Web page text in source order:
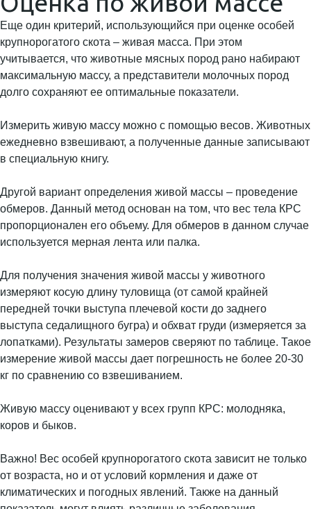
Еще один критерий, использующийся при оценке особей
крупнорогатого скота – живая масса. При этом
учитывается, что животные мясных пород рано набирают
максимальную массу, а представители молочных пород
долго сохраняют ее оптимальные показатели.
Измерить живую массу можно с помощью весов. Животных
ежедневно взвешивают, а полученные данные записывают
в специальную книгу.
Другой вариант определения живой массы – проведение
обмеров. Данный метод основан на том, что вес тела КРС
пропорционален его объему. Для обмеров в данном случае
используется мерная лента или палка.
Для получения значения живой массы у животного
измеряют косую длину туловища (от самой крайней
передней точки выступа плечевой кости до заднего
выступа седалищного бугра) и обхват груди (измеряется за
лопатками). Результаты замеров сверяют по таблице. Такое
измерение живой массы дает погрешность не более 20-30
кг по сравнению со взвешиванием.
Живую массу оценивают у всех групп КРС: молодняка,
коров и быков.
Важно! Вес особей крупнорогатого скота зависит не только
от возраста, но и от условий кормления и даже от
климатических и погодных явлений. Также на данный